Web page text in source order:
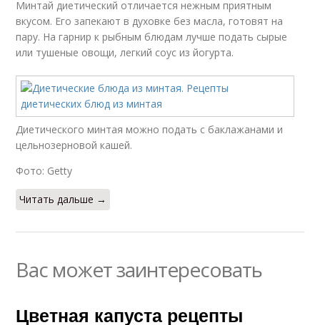
Минтай диетический отличается нежным приятным
вкусом. Его запекают в духовке без масла, готовят на
пару. На гарнир к рыбным блюдам лучше подать сырые
или тушеные овощи, легкий соус из йогурта.
Диетического минтая можно подать с баклажанами и
цельнозерновой кашей.
Фото: Getty
Читать дальше →
Вас может заинтересовать
Цветная капуста рецепты